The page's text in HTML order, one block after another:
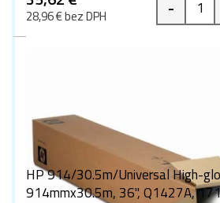
28,96 € bez DPH -
HP 914/30.5m/Universal High-
914mmx30.5m, 36", Q1427A,